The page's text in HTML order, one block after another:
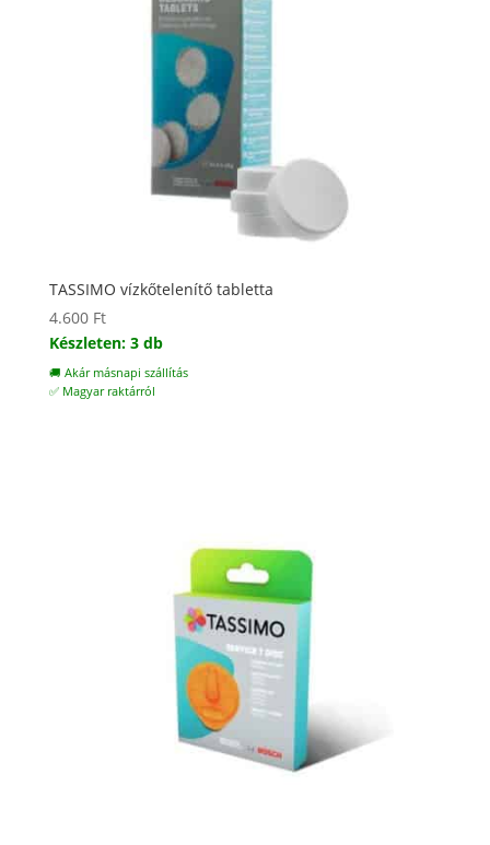
TASSIMO vízkőtelenítő tabletta
4.600 Ft
Készleten: 3 db
🚚 Akár másnapi szállítás
✅ Magyar raktárról